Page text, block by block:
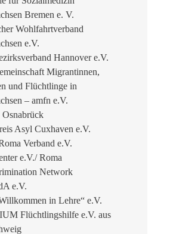
Bremen e. V.
Wohlfahrtverband
e.V.
Hannover e.V.
Migrantinnen,
und Flüchtlinge in
– amfn e.V.
Asyl Cuxhaven e.V.
Verband e.V.
e.V./ Roma
Network
e.V.
in Lehre“ e.V.
Flüchtlingshilfe e.V. aus